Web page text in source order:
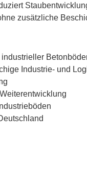
zusätzliche
Industrie- und